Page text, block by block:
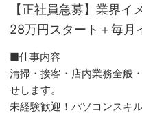
【正社員急募】業界
28万円スタート＋毎月
■仕事内容
清掃・接客・店内業務全般
せします。
未経験歓迎！パソコンスキ